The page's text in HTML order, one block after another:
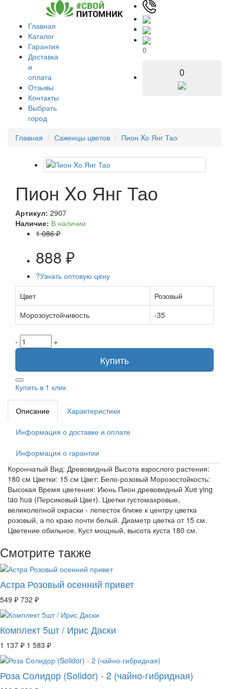
Главная
Каталог
Гарантия
Доставка
и
оплата
Отзывы
Контакты
Выбрать
город
0
0
Главная Саженцы цветов Пион Xо Янг Тао
Пион Xо Янг Тао
Артикул: 2907
Наличие: В наличии
1 086 ₽
888 ₽
?Узнать оптовую цену
Цвет
Розовый
Морозоустойчивость
-35
- +
Купить
Купить в 1 клик
Описание Характеристики
Информация о доставке и оплате
Информация о гарантии
Корончатый Вид: Древовидный Высота взрослого растения:
180 см Цветки: 15 см Цвет: Бело-розовый Морозостойкость:
Высокая Время цветения: Июнь Пион древовидный Xue ying
tao hua (Персиковый Цвет). Цветки густомахровые,
великолепной окраски - лепесток ближе к центру цветка
розовый, а по краю почти белый. Диаметр цветка от 15 см.
Цветение обильное. Куст мощный, высота куста 180 см.
Смотрите также
Астра Розовый осенний привет
549 ₽ 732 ₽
Комплект 5шт / Ирис Даски
1 137 ₽ 1 583 ₽
Роза Солидор (Solidor) - 2 (чайно-гибридная)